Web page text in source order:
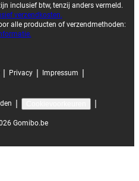
inclusief btw, tenzij anders vermeld.
verzendkosten.
alle producten of verzendmethoden:
| Privacy | Impressum |
| |
Gomibo.be